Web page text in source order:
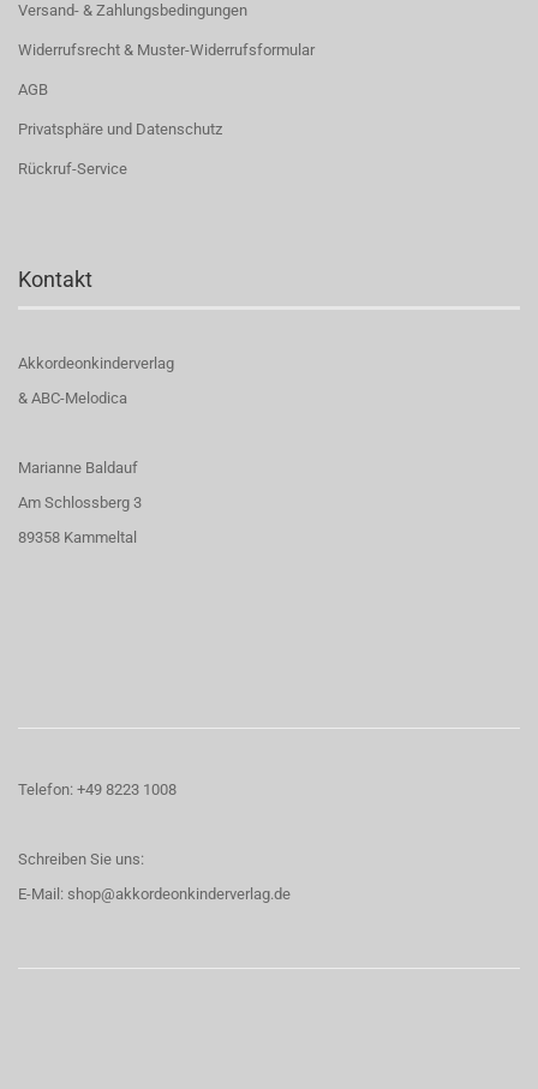
Versand- & Zahlungsbedingungen
Widerrufsrecht & Muster-Widerrufsformular
AGB
Privatsphäre und Datenschutz
Rückruf-Service
Kontakt
Akkordeonkinderverlag
& ABC-Melodica
Marianne Baldauf
Am Schlossberg 3
89358 Kammeltal
Telefon: +49 8223 1008
Schreiben Sie uns:
E-Mail: shop@akkordeonkinderverlag.de